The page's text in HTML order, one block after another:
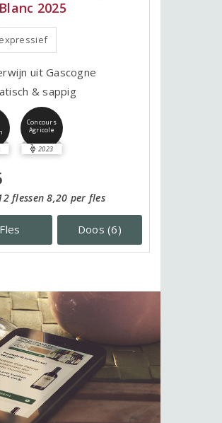
2025
uit Gascogne
& sappig
Concours
Agricole
2023
flessen 8,20 per fles
Fles Doos (6)